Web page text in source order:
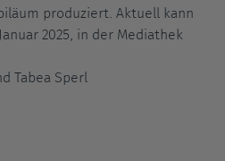
produziert. Aktuell kann
2025, in der Mediathek
Tabea Sperl